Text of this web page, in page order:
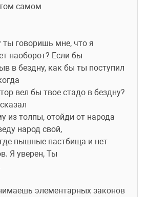
самом
ты говоришь мне, что я
наоборот? Если бы
в бездну, как бы ты поступил
вел бы твое стадо в бездну?
из толпы, отойди от народа
народ свой,
пышные пастбища и нет
Я уверен, Ты
элементарных законов